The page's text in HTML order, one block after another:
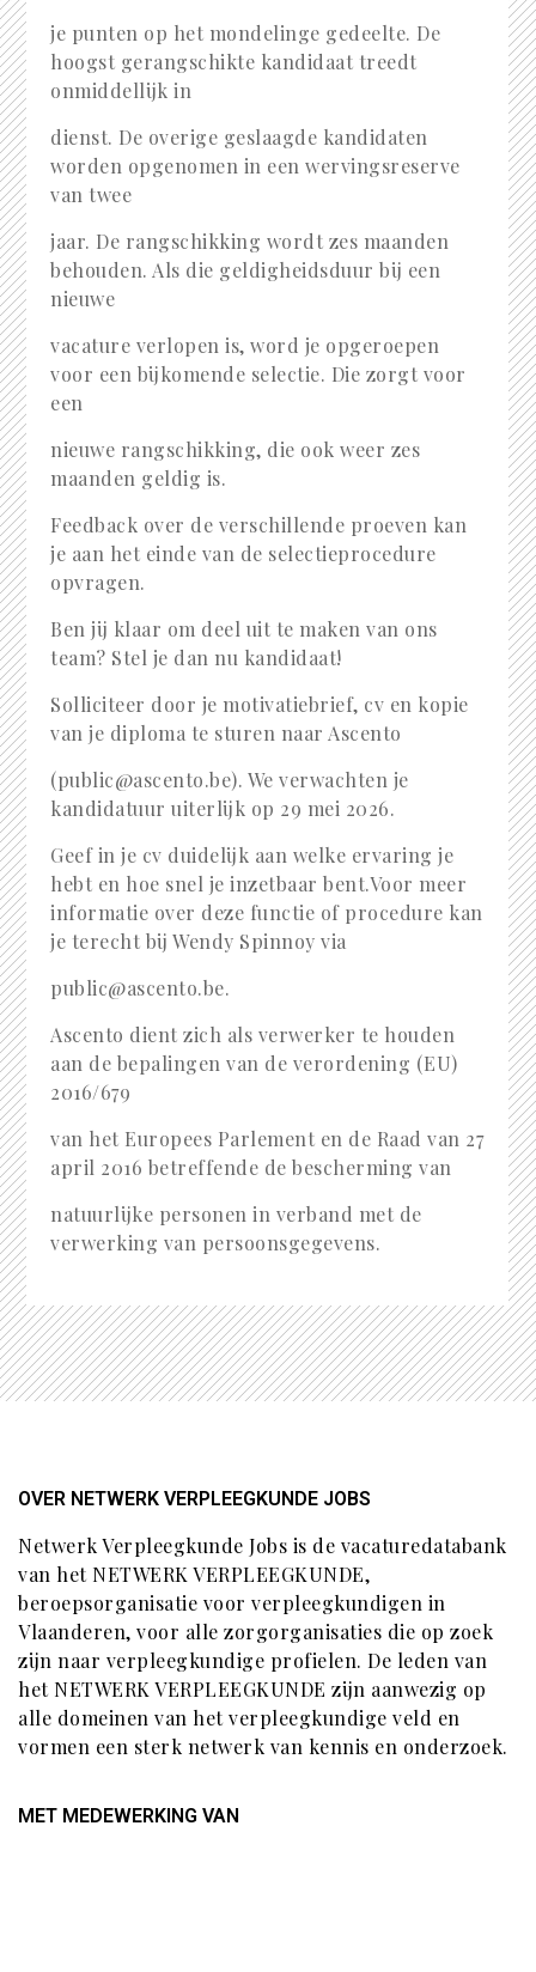
je punten op het mondelinge gedeelte. De
hoogst gerangschikte kandidaat treedt
onmiddellijk in
dienst. De overige geslaagde kandidaten
worden opgenomen in een wervingsreserve
van twee
jaar. De rangschikking wordt zes maanden
behouden. Als die geldigheidsduur bij een
nieuwe
vacature verlopen is, word je opgeroepen
voor een bijkomende selectie. Die zorgt voor
een
nieuwe rangschikking, die ook weer zes
maanden geldig is.
Feedback over de verschillende proeven kan
je aan het einde van de selectieprocedure
opvragen.
Ben jij klaar om deel uit te maken van ons
team? Stel je dan nu kandidaat!
Solliciteer door je motivatiebrief, cv en kopie
van je diploma te sturen naar Ascento
(public@ascento.be). We verwachten je
kandidatuur uiterlijk op 29 mei 2026.
Geef in je cv duidelijk aan welke ervaring je
hebt en hoe snel je inzetbaar bent.Voor meer
informatie over deze functie of procedure kan
je terecht bij Wendy Spinnoy via
public@ascento.be.
Ascento dient zich als verwerker te houden
aan de bepalingen van de verordening (EU)
2016/679
van het Europees Parlement en de Raad van 27
april 2016 betreffende de bescherming van
natuurlijke personen in verband met de
verwerking van persoonsgegevens.
OVER NETWERK VERPLEEGKUNDE JOBS
Netwerk Verpleegkunde Jobs is de vacaturedatabank
van het NETWERK VERPLEEGKUNDE,
beroepsorganisatie voor verpleegkundigen in
Vlaanderen, voor alle zorgorganisaties die op zoek
zijn naar verpleegkundige profielen. De leden van
het NETWERK VERPLEEGKUNDE zijn aanwezig op
alle domeinen van het verpleegkundige veld en
vormen een sterk netwerk van kennis en onderzoek.
MET MEDEWERKING VAN